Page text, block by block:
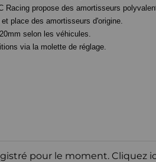
Racing propose des amortisseurs
place des amortisseurs d'origine.
selon les véhicules.
via la molette de réglage.
pour le moment. Cliquez